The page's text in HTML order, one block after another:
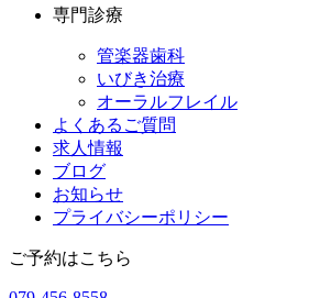
専門診療
管楽器歯科
いびき治療
オーラルフレイル
よくあるご質問
求人情報
ブログ
お知らせ
プライバシーポリシー
ご予約はこちら